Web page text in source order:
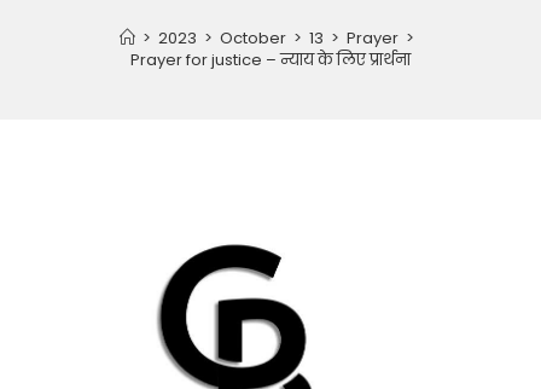
> 2023 > October > 13 > Prayer >
Prayer for justice – न्याय के लिए प्रार्थना